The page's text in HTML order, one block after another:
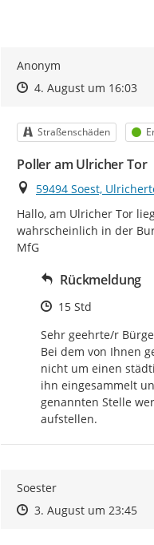
Anonym
Zeitpunkt des Erstellens
Zeitpunkt des Erstellens
4. August um 16:03
Kategorie
Straßenschäden
Poller am Ulricher Tor
Ort
59494 Soest,
Hallo, am Ulricher Tor
wahrscheinlich in der
MfG
Rückmeldung
Zeitpunkt des
15 Std
Sehr geehrte/r
Bei dem von Ihnen
nicht um einen
ihn eingesammelt
genannten Stelle
aufstellen.
Soester
Zeitpunkt des Erstellens
Zeitpunkt des Erstellens
3. August um 23:45